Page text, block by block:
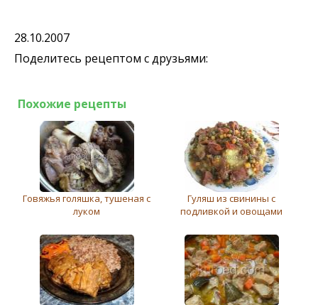
28.10.2007
Поделитесь рецептом с друзьями:
Похожие рецепты
Говяжья голяшка, тушеная с
луком
Гуляш из свинины с
подливкой и овощами